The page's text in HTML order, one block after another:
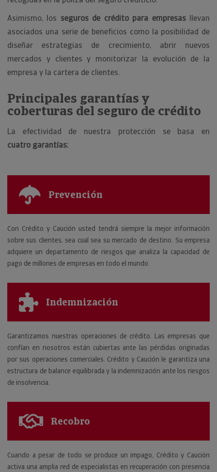
Asimismo, los seguros de crédito para empresasllevan
asociados una serie de beneficios como la posibilidad de
diseñar estrategias de crecimiento, abrir nuevos
mercados y clientes y monitorizar la evolución de la
empresa y la cartera de clientes.
Principales garantías y
coberturas del seguro de crédito
La efectividad de nuestra protección se basa en
cuatro garantías:
Prevención
Con Crédito y Caución usted tendrá siempre la mejor información
sobre sus clientes, sea cual sea su mercado de destino. Su empresa
adquiere un departamento de riesgos que analiza la capacidad de
pago de millones de empresas en todo el mundo.
Indemnización
Garantizamos nuestras operaciones de crédito. Las empresas que
confían en nosotros están cubiertas ante las pérdidas originadas
por sus operaciones comerciales. Crédito y Caución le garantiza una
estructura de balance equilibrada y la indemnización ante los riesgos
de insolvencia.
Recobro
Cuando a pesar de todo se produce un impago, Crédito y Caución
activa una amplia red de especialistas en recuperación con presencia